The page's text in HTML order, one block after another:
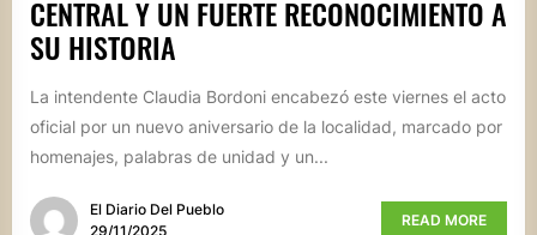
CENTRAL Y UN FUERTE RECONOCIMIENTO A
SU HISTORIA
La intendente Claudia Bordoni encabezó este viernes el acto
oficial por un nuevo aniversario de la localidad, marcado por
homenajes, palabras de unidad y un...
El Diario Del Pueblo
29/11/2025
READ MORE